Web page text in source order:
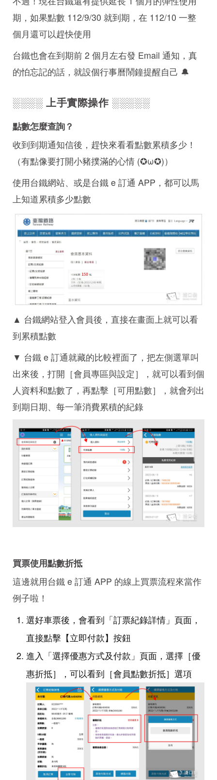
期，如果點數 112/9/30 就到期，在 112/10 一整
個月還可以趕快使用
台鐵也會在到期前 2 個月左右發 Email 通知，真
的怕忘記的話，就設個行事曆鬧鐘提醒自己 🔔
░░░░ 上手實際操作 ░░░░░
點數怎麼查詢？
收到到期通知信後，趕快來看看點數累積多少！
（有點像要打開小豬撲滿的心情 (✪ω✪)）
使用台鐵網站、或是台鐵 e 訂通 APP，都可以馬
上知道累積多少點數
▲ 台鐵網站登入會員後，直接在畫面上就可以看
到累積點數
▼ 台鐵 e 訂通就藏的比較裡面了，把左側選單叫
出來後，打開［會員專區與設定］，就可以看到個
人資料和點數了，再點擊［可用點數］，就會列出
到期日期、每一筆消費累積的紀錄
買票使用點數折抵
這邊就用台鐵 e 訂通 APP 的線上買票流程來當作
例子啦！
選好車票後，會看到「訂票紀錄詳情」頁面，
直接點擊【立即付款】按鈕
進入「選擇優惠方式及付款」頁面，選擇［優
惠折抵］，可以看到［會員點數折抵］選項